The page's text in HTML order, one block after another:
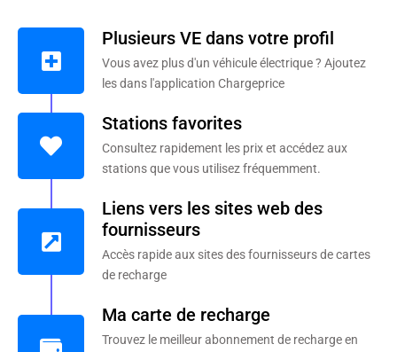
Plusieurs VE dans votre profil
Vous avez plus d'un véhicule électrique ? Ajoutez
les dans l'application Chargeprice
Stations favorites
Consultez rapidement les prix et accédez aux
stations que vous utilisez fréquemment.
Liens vers les sites web des
fournisseurs
Accès rapide aux sites des fournisseurs de cartes
de recharge
Ma carte de recharge
Trouvez le meilleur abonnement de recharge en